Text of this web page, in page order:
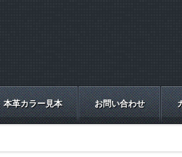
本革カラー見本 お問い合わせ